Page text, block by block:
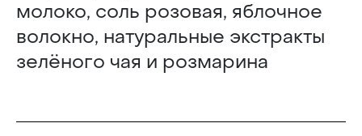
молоко, соль розовая, яблочное
волокно, натуральные экстракты
зелёного чая и розмарина